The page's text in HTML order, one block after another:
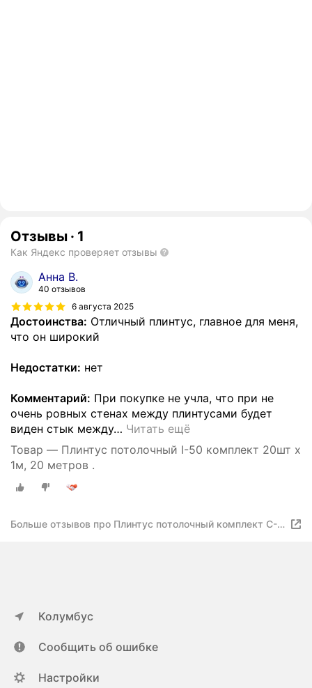
Отзывы · 1
Как Яндекс проверяет отзывы
Анна В.
40 отзывов
6 августа 2025
Достоинства: Отличный плинтус, главное для меня,
что он широкий
Недостатки: нет
Комментарий: При покупке не учла, что при не
очень ровных стенах между плинтусами будет
виден стык между… Читать ещё
Товар — Плинтус потолочный I-50 комплект 20шт х
1м, 20 метров .
Больше отзывов про Плинтус потолочный комплект C-
Колумбус
Сообщить об ошибке
Настройки